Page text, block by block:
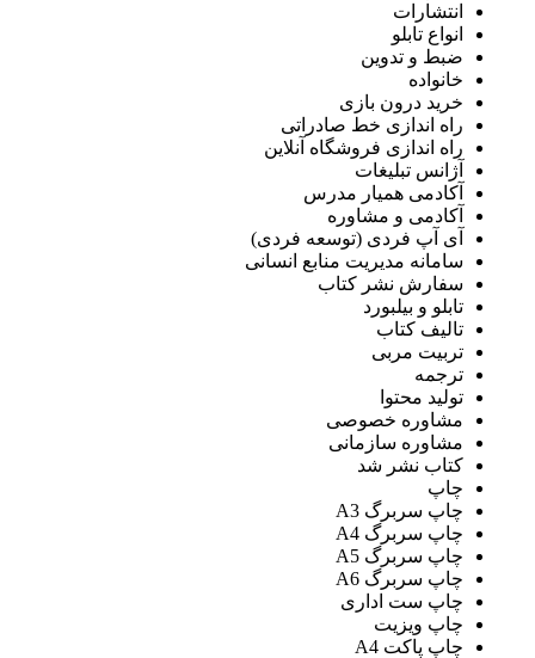
انتشارات
انواع تابلو
ضبط و تدوین
خانواده
خرید درون بازی
راه اندازی خط صادراتی
راه اندازی فروشگاه آنلاین
آژانس تبلیغات
آکادمی همیار مدرس
آکادمی و مشاوره
آی آپ فردی (توسعه فردی)
سامانه مدیریت منابع انسانی
سفارش نشر کتاب
تابلو و بیلبورد
تالیف کتاب
تربیت مربی
ترجمه
تولید محتوا
مشاوره خصوصی
مشاوره سازمانی
کتاب نشر شد
چاپ سربرگ A3
چاپ سربرگ A4
چاپ سربرگ A5
چاپ سربرگ A6
چاپ ست اداری
چاپ ویزیت
چاپ پاکت A4